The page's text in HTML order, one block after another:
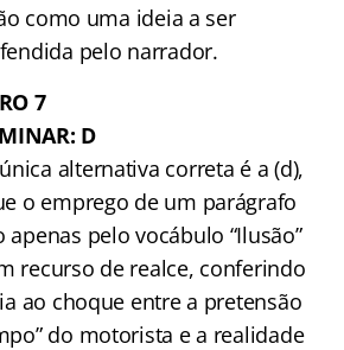
como uma ideia a ser
pelo narrador.
7
D
alternativa correta é a (d),
o emprego de um parágrafo
pelo vocábulo “Ilusão”
recurso de realce, conferindo
ao choque entre a pretensão
do motorista e a realidade